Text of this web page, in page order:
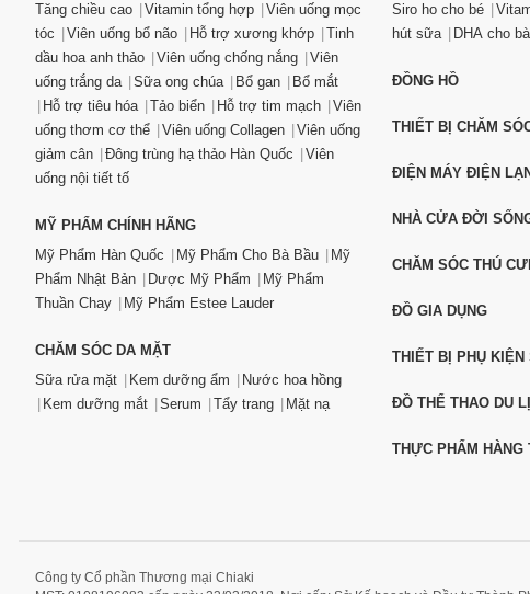
Tăng chiều cao
Vitamin tổng hợp
Viên uống mọc
tóc
Viên uống bổ não Hỗ trợ xương khớp
Tinh
dầu hoa anh thảo
Viên uống chống nắng
Viên
uống trắng da
Sữa ong chúa Bổ gan
Bổ mắt
Hỗ trợ tiêu hóa
Tảo biển Hỗ trợ tim mạch
Viên
uống thơm cơ thể
Viên uống Collagen
Viên uống
giảm cân
Đông trùng hạ thảo Hàn Quốc
Viên
uống nội tiết tố
MỸ PHẨM CHÍNH HÃNG
Mỹ Phẩm Hàn Quốc
Mỹ Phẩm Cho Bà Bầu
Mỹ
Phẩm Nhật Bản
Dược Mỹ Phẩm
Mỹ Phẩm
Thuần Chay
Mỹ Phẩm Estee Lauder
CHĂM SÓC DA MẶT
Sữa rửa mặt
Kem dưỡng ẩm
Nước hoa hồng
Kem dưỡng mắt
Serum Tẩy trang Mặt nạ
Siro ho cho bé
hút sữa
DHA cho
ĐỒNG HỒ
THIẾT BỊ CHĂM
ĐIỆN MÁY ĐIỆN
NHÀ CỬA ĐỜI
CHĂM SÓC THÚ
ĐỒ GIA DỤNG
THIẾT BỊ PHỤ KIỆN
ĐỒ THỂ THAO DU
THỰC PHẨM HÀNG
Công ty Cổ phần Thương mại Chiaki